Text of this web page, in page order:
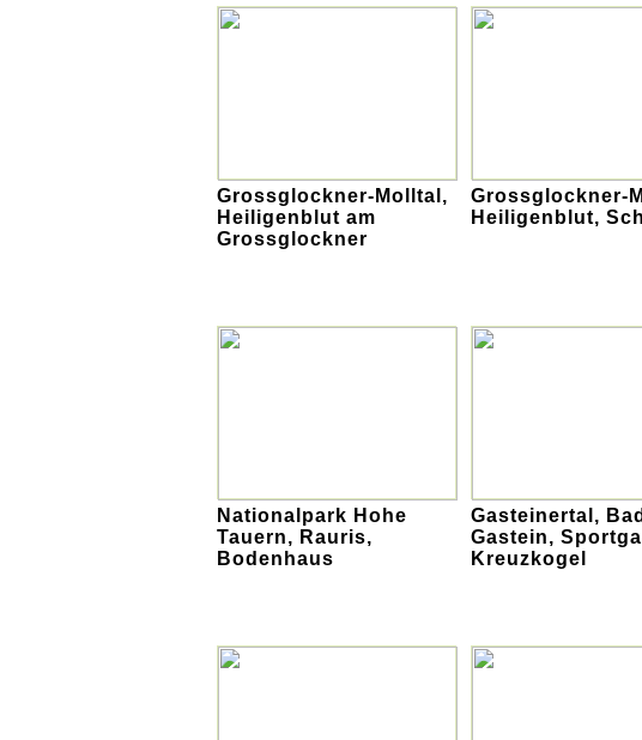
Grossglockner-Molltal,
Heiligenblut am
Grossglockner
Grossglockner-
Heiligenblut,
Nationalpark Hohe
Tauern, Rauris,
Bodenhaus
Gasteinertal, Bad
Gastein,
Kreuzkogel